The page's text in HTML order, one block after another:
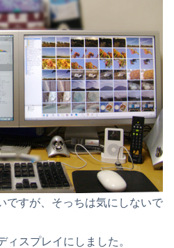
ですが、そっちは気にしないで
ィスプレイにしました。